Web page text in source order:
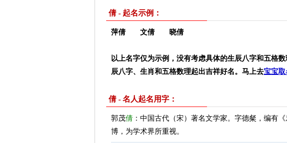
倩 - 起名示例：
萍倩 文倩 晓倩
以上名字仅为示例，没有考虑具体的生辰八字和五格
辰八字、生肖和五格数理起出吉祥好名。马上去宝宝取
倩 - 名人起名用字：
郭茂倩 ：中国古代（宋）著名文学家。字德粲，编有
博，为学术界所重视。